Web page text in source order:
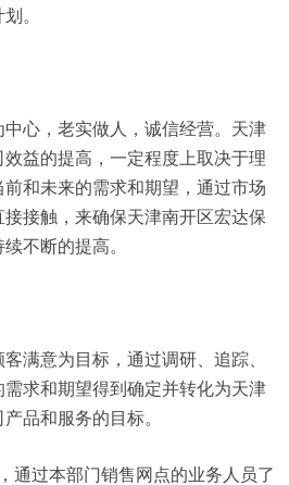
。
心，老实做人，诚信经营。天津
益的提高，一定程度上取决于理
和未来的需求和期望，通过市场
接触，来确保天津南开区宏达保
不断的提高。
满意为目标，通过调研、追踪、
求和期望得到确定并转化为天津
品和服务的目标。
通过本部门销售网点的业务人员了